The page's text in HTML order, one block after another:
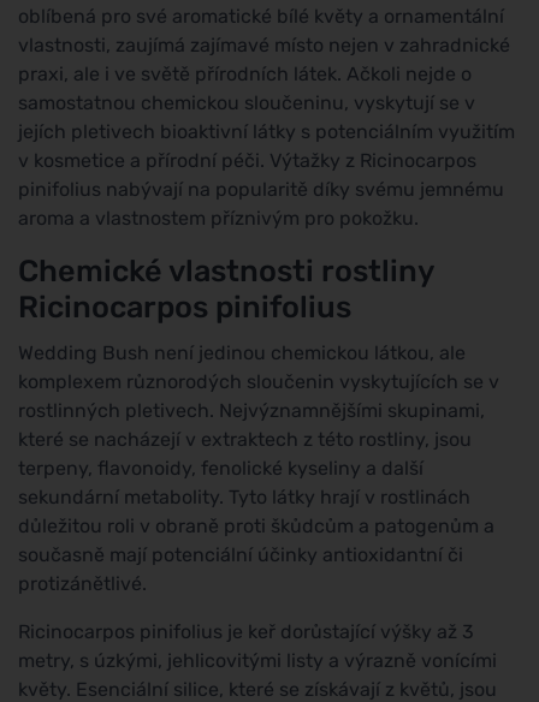
oblíbená pro své aromatické bílé květy a ornamentální
vlastnosti, zaujímá zajímavé místo nejen v zahradnické
praxi, ale i ve světě přírodních látek. Ačkoli nejde o
samostatnou chemickou sloučeninu, vyskytují se v
jejích pletivech bioaktivní látky s potenciálním využitím
v kosmetice a přírodní péči. Výtažky z Ricinocarpos
pinifolius nabývají na popularitě díky svému jemnému
aroma a vlastnostem příznivým pro pokožku.
Chemické vlastnosti rostliny
Ricinocarpos pinifolius
Wedding Bush není jedinou chemickou látkou, ale
komplexem různorodých sloučenin vyskytujících se v
rostlinných pletivech. Nejvýznamnějšími skupinami,
které se nacházejí v extraktech z této rostliny, jsou
terpeny, flavonoidy, fenolické kyseliny a další
sekundární metabolity. Tyto látky hrají v rostlinách
důležitou roli v obraně proti škůdcům a patogenům a
současně mají potenciální účinky antioxidantní či
protizánětlivé.
Ricinocarpos pinifolius je keř dorůstající výšky až 3
metry, s úzkými, jehlicovitými listy a výrazně vonícími
květy. Esenciální silice, které se získávají z květů, jsou